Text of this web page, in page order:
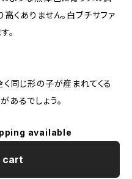
くありません。白ブチサファ
。
同じ形の子が産まれてくる
るでしょう。
available
cart